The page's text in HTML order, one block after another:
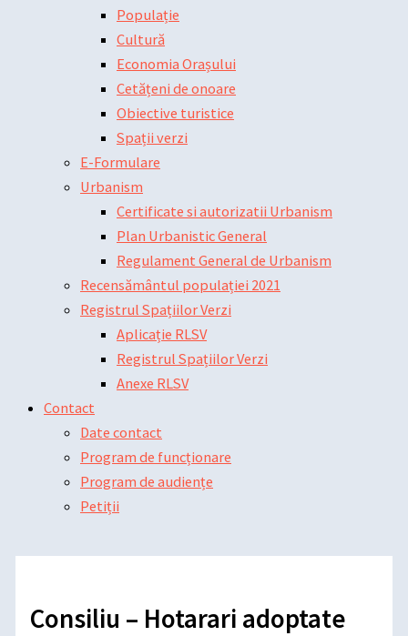
Populație
Cultură
Economia Orașului
Cetățeni de onoare
Obiective turistice
Spații verzi
E-Formulare
Urbanism
Certificate si autorizatii Urbanism
Plan Urbanistic General
Regulament General de Urbanism
Recensământul populației 2021
Registrul Spațiilor Verzi
Aplicație RLSV
Registrul Spațiilor Verzi
Anexe RLSV
Contact
Date contact
Program de funcționare
Program de audiențe
Petiții
Consiliu – Hotarari adoptate